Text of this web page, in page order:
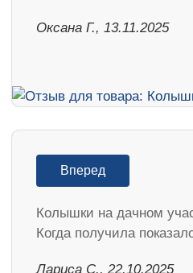
Оксана Г., 13.11.2025
Вперед
Колышки на дачном
Когда получила
Лариса С., 22.10.2025